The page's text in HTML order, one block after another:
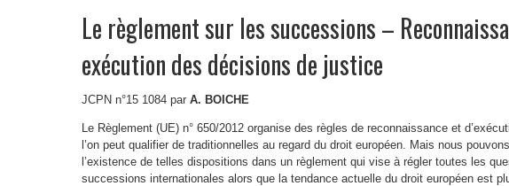
Le règlement sur les successions –
exécution des décisions de justice
JCPN n°15 1084 par A. BOICHE
Le Règlement (UE) n° 650/2012 organise des règles de reconnaissance et
l’on peut qualifier de traditionnelles au regard du droit européen. Mais nous
l’existence de telles dispositions dans un règlement qui vise à régler toutes les
successions internationales alors que la tendance actuelle du droit européen est